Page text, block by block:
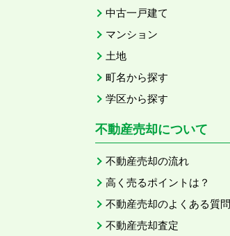
中古一戸建て
マンション
土地
町名から探す
学区から探す
不動産売却について
不動産売却の流れ
高く売るポイントは？
不動産売却のよくある質問
不動産売却査定